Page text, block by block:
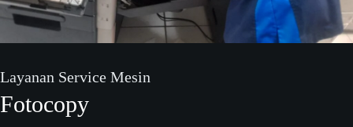
Layanan Service Mesin
Fotocopy